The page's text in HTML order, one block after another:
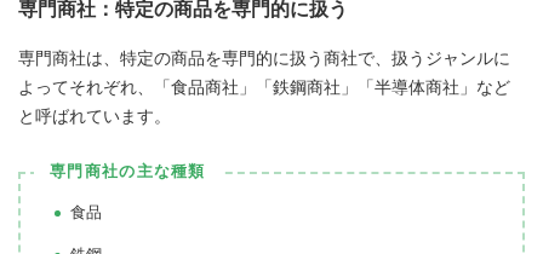
専門商社：特定の商品を専門的に扱う
専門商社は、特定の商品を専門的に扱う商社で、扱うジャンルに
よってそれぞれ、「食品商社」「鉄鋼商社」「半導体商社」など
と呼ばれています。
専門商社の主な種類
食品